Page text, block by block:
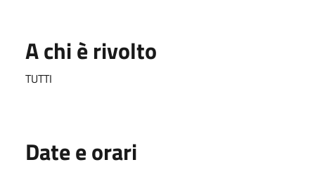
A chi è rivolto
TUTTI
Date e orari